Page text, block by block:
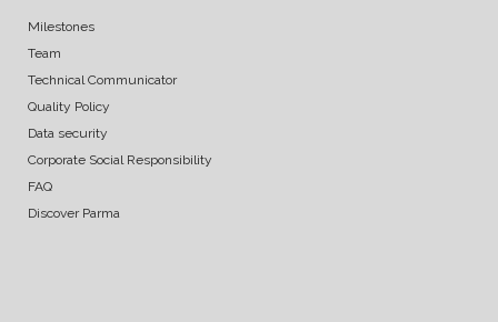
Milestones
Team
Technical Communicator
Quality Policy
Data security
Corporate Social Responsibility
FAQ
Discover Parma